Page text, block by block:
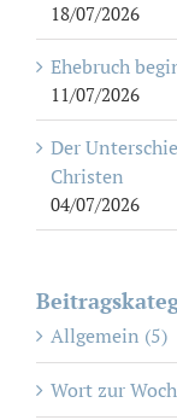
18/07/2026
Ehebruch
11/07/2026
Der
Christen
04/07/2026
Allgemein (5)
Wort zur